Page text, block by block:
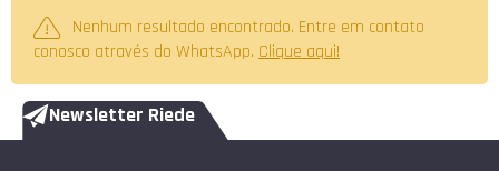
Nenhum resultado encontrado. Entre em contato
conosco através do WhatsApp. Clique aqui!
Newsletter Riede